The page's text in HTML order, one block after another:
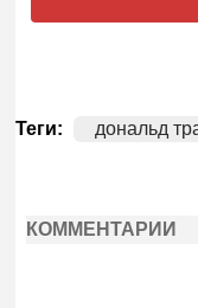
Теги: дональд
КОММЕНТАРИИ